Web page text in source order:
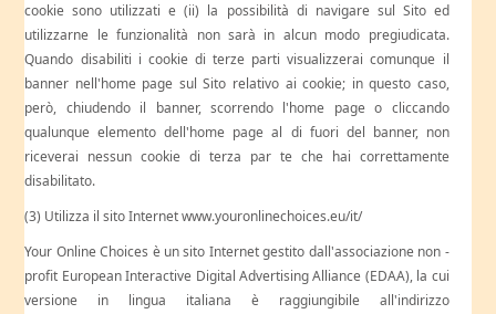
cookie sono utilizzati e (ii) la possibilità di navigare sul Sito ed
utilizzarne le funzionalità non sarà in alcun modo pregiudicata.
Quando disabiliti i cookie di terze parti visualizzerai comunque il
banner nell'home page sul Sito relativo ai cookie; in questo caso,
però, chiudendo il banner, scorrendo l'home page o cliccando
qualunque elemento dell'home page al di fuori del banner, non
riceverai nessun cookie di terza par te che hai correttamente
disabilitato.
(3) Utilizza il sito Internet www.youronlinechoices.eu/it/
Your Online Choices è un sito Internet gestito dall'associazione non -
profit European Interactive Digital Advertising Alliance (EDAA), la cui
versione in lingua italiana è raggiungibile all'indirizzo